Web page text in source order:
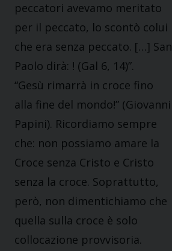
peccatori avevamo meritato
per il peccato, lo scontò colui
che era senza peccato. […] San
Paolo dirà: ! (Gal 6, 14)”.
“Gesù rimarrà in croce fino
alla fine del mondo!” (Giovanni
Papini). Ricordiamo sempre
che: non possiamo amare la
Croce senza Cristo e Cristo
senza la croce. Soprattutto,
però, non dimentichiamo che
quella sulla croce è solo
collocazione provvisoria.